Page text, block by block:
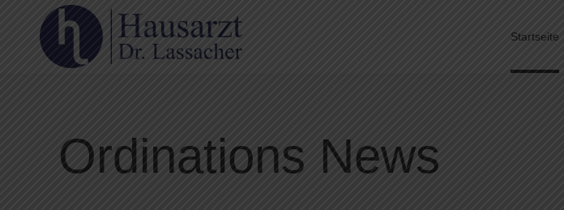
Startseite
Ordinations News